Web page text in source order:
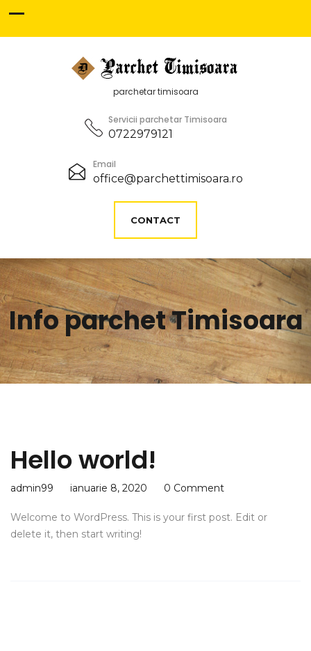
parchetar timisoara
Servicii parchetar Timisoara
0722979121
Email
office@parchettimisoara.ro
CONTACT
Info parchet Timisoara
Hello world!
admin99 ianuarie 8, 2020 0 Comment
Welcome to WordPress. This is your first post. Edit or
delete it, then start writing!